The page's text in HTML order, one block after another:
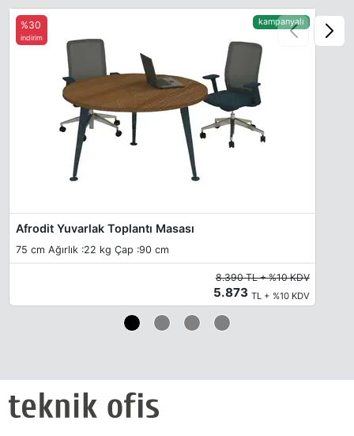
Terra Brown Sand-Yellow Steel Blue
Afrodit Yuvarlak Toplantı Masası
75 cm Ağırlık :22 kg Çap :90 cm
%30
indirim
8.390 TL + %10 KDV
5.873 TL + %10 KDV
kampanyalı